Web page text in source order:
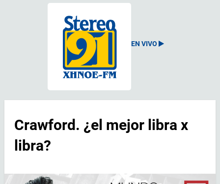
EN VIVO
Crawford. ¿el mejor libra x
libra?